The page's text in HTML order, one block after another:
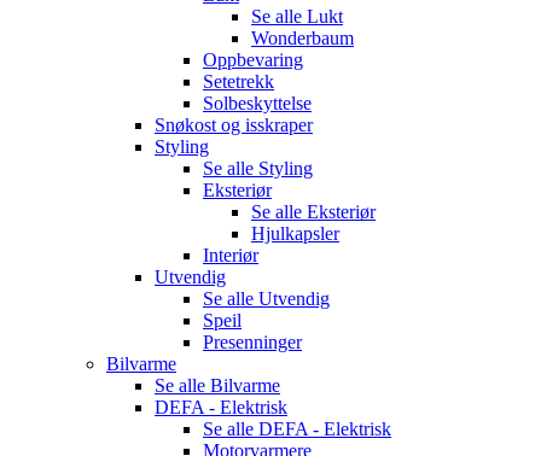
Se alle Lukt
Wonderbaum
Oppbevaring
Setetrekk
Solbeskyttelse
Snøkost og isskraper
Styling
Se alle Styling
Eksteriør
Se alle Eksteriør
Hjulkapsler
Interiør
Utvendig
Se alle Utvendig
Speil
Presenninger
Bilvarme
Se alle Bilvarme
DEFA - Elektrisk
Se alle DEFA - Elektrisk
Motorvarmere